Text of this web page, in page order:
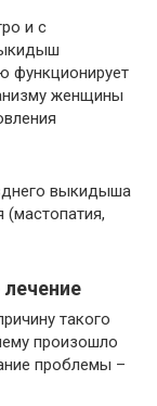
и с
функционирует
женщины
выкидыша
(мастопатия,
лечение
такого
произошло
проблемы –